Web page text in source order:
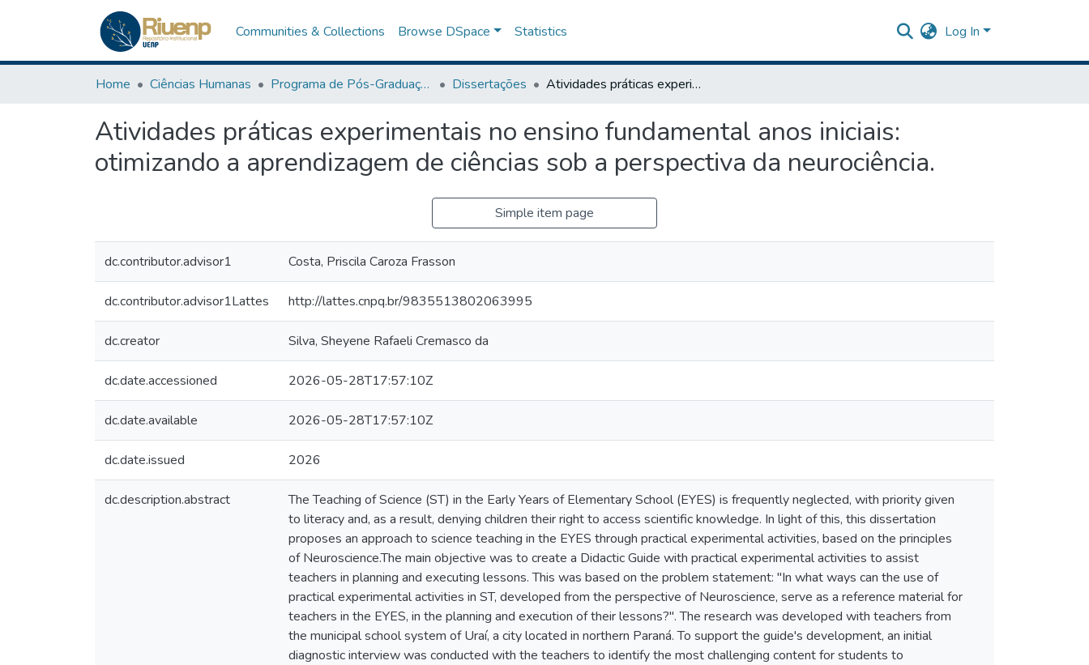
Communities & Collections Browse DSpace Statistics Log In
Home Ciências Humanas Programa de Pós-Graduação em Ensino Dissertações Atividades práticas experimentais no ensino fundamental anos iniciais: otimizando a aprendizagem de ciências sob a perspectiva da neurociência.
Atividades práticas experimentais no ensino fundamental anos iniciais:
otimizando a aprendizagem de ciências sob a perspectiva da neurociência.
Simple item page
dc.contributor.advisor1 Costa, Priscila Caroza Frasson
dc.contributor.advisor1Lattes http://lattes.cnpq.br/9835513802063995
dc.creator Silva, Sheyene Rafaeli Cremasco da
dc.date.accessioned 2026-05-28T17:57:10Z
dc.date.available 2026-05-28T17:57:10Z
dc.date.issued 2026
dc.description.abstract
The Teaching of Science (ST) in the Early Years of Elementary School (EYES) is frequently neglected, with priority given
to literacy and, as a result, denying children their right to access scientific knowledge. In light of this, this dissertation
proposes an approach to science teaching in the EYES through practical experimental activities, based on the principles
of Neuroscience.The main objective was to create a Didactic Guide with practical experimental activities to assist
teachers in planning and executing lessons. This was based on the problem statement: "In what ways can the use of
practical experimental activities in ST, developed from the perspective of Neuroscience, serve as a reference material for
teachers in the EYES, in the planning and execution of their lessons?". The research was developed with teachers from
the municipal school system of Uraí, a city located in northern Paraná. To support the guide's development, an initial
diagnostic interview was conducted with the teachers to identify the most challenging content for students to